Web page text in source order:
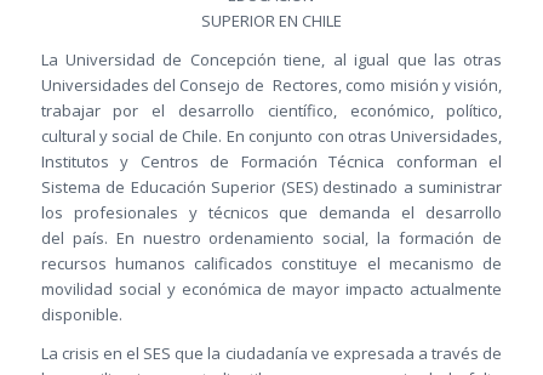
SUPERIOR EN CHILE
La Universidad de Concepción tiene, al igual que las otras
Universidades del Consejo de Rectores, como misión y visión,
trabajar por el desarrollo científico, económico, político,
cultural y social de Chile. En conjunto con otras Universidades,
Institutos y Centros de Formación Técnica conforman el
Sistema de Educación Superior (SES) destinado a suministrar
los profesionales y técnicos que demanda el desarrollo
del país. En nuestro ordenamiento social, la formación de
recursos humanos calificados constituye el mecanismo de
movilidad social y económica de mayor impacto actualmente
disponible.
La crisis en el SES que la ciudadanía ve expresada a través de